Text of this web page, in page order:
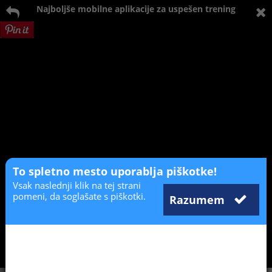
Najboljše mobilne aplikacije za uspešen trening
To spletno mesto uporablja piškotke!
Razumem
Vsak naslednji klik na tej strani
pomeni, da soglašate s piškotki.